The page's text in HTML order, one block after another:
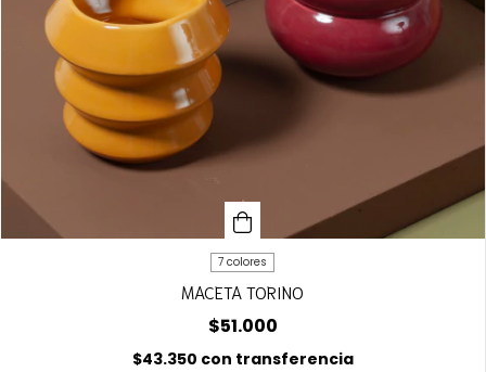
7 colores
MACETA TORINO
$51.000
$43.350 con transferencia